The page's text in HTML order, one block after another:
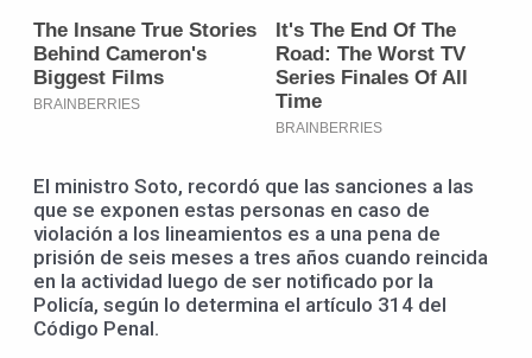
El ministro Soto, recordó que las sanciones a las
que se exponen estas personas en caso de
violación a los lineamientos es a una pena de
prisión de seis meses a tres años cuando reincida
en la actividad luego de ser notificado por la
Policía, según lo determina el artículo 314 del
Código Penal.